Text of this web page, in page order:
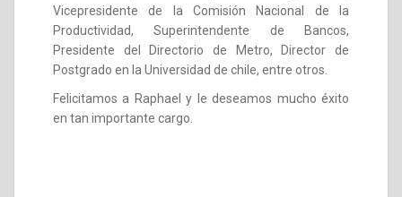
Vicepresidente de la Comisión Nacional de la
Productividad, Superintendente de Bancos,
Presidente del Directorio de Metro, Director de
Postgrado en la Universidad de chile, entre otros.
Felicitamos a Raphael y le deseamos mucho éxito
en tan importante cargo.